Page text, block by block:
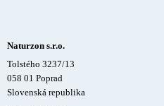
Naturzon s.r.o.
Tolstého 3237/13
058 01 Poprad
Slovenská republika